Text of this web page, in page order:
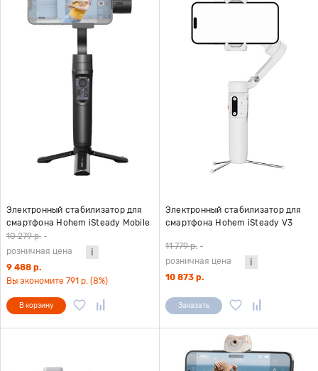
Электронный стабилизатор для
смартфона Hohem iSteady Mobile
Plus версия 2024 черный
10 279 р. -
розничная цена
9 488 р.
Вы экономите 791 р. (8%)
В корзину
Электронный стабилизатор для
смартфона Hohem iSteady V3
11 779 р. -
розничная цена
10 873 р.
Заказать